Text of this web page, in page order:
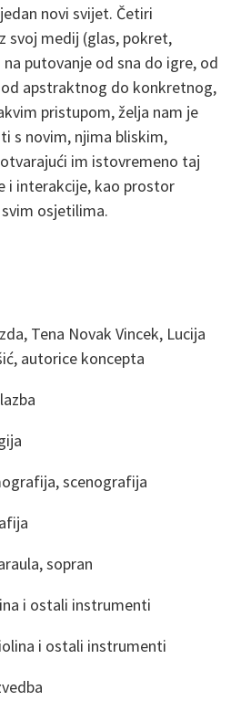
novi svijet. Četiri
svoj medij (glas, pokret,
putovanje od sna do igre, od
apstraktnog do konkretnog,
pristupom, želja nam je
s novim, njima bliskim,
im istovremeno taj
i interakcije, kao prostor
osjetilima.
Tena Novak Vincek, Lucija
autorice koncepta
scenografija
sopran
i ostali instrumenti
i ostali instrumenti